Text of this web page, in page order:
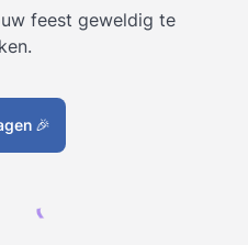
feest geweldig te
🎉